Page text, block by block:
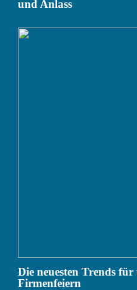
und Anlass
Die neuesten Trends für
Firmenfeiern